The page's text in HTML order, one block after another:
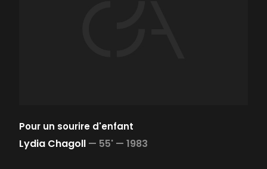
Pour un sourire d'enfant
Lydia Chagoll — 55' — 1983